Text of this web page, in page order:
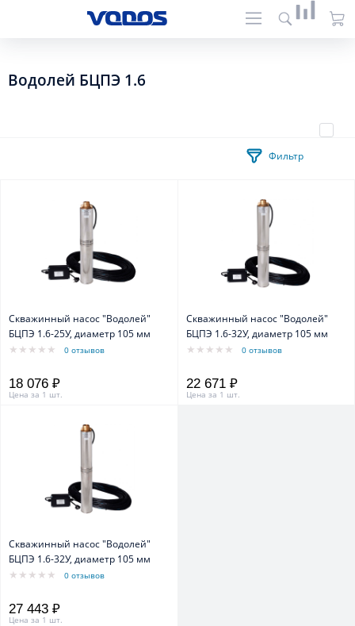
Водолей БЦПЭ 1.6
Фильтр
Скважинный насос "Водолей"
БЦПЭ 1.6-25У, диаметр 105 мм
0 отзывов
18 076 ₽
Цена за 1 шт.
Скважинный насос "Водолей"
БЦПЭ 1.6-32У, диаметр 105 мм
0 отзывов
22 671 ₽
Цена за 1 шт.
Скважинный насос "Водолей"
БЦПЭ 1.6-32У, диаметр 105 мм
0 отзывов
27 443 ₽
Цена за 1 шт.